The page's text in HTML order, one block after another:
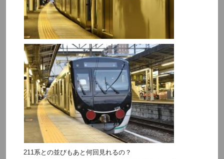
211系との並びもあと何回見れるの？